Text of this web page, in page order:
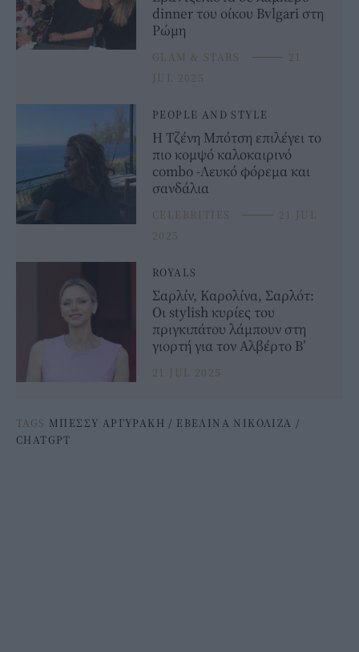
dinner του οίκου Bvlgari στη
Ρώμη
GLAM & STARS ⸻ 21
JUL 2025
PEOPLE AND STYLE
Η Τζένη Μπότση επιλέγει το
πιο κομψό καλοκαιρινό
combo -Λευκό φόρεμα και
σανδάλια
CELEBRITIES ⸻ 21 JUL
2025
ROYALS
Σαρλίν, Καρολίνα, Σαρλότ:
Οι stylish κυρίες του
πριγκιπάτου λάμπουν στη
γιορτή για τον Αλβέρτο Β’
21 JUL 2025
TAGS ΜΠΕΣΣΥ ΑΡΓΥΡΑΚΗ / ΕΒΕΛΙΝΑ ΝΙΚΟΛΙΖΑ /
CHATGPT